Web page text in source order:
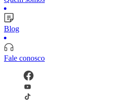
Blog
Fale conosco